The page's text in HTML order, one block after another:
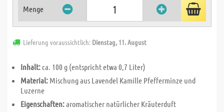
Menge
Lieferung voraussichtlich: Dienstag, 11. August
Inhalt:ca. 100 g (entspricht etwa 0,7 Liter)
Material: Mischung aus Lavendel Kamille Pfefferminze und
Luzerne
Eigenschaften:aromatischer natürlicher Kräuterduft